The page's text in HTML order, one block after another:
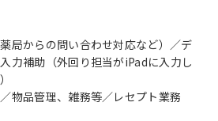
局からの問い合わせ対応など）／デ
力補助（外回り担当がiPadに入力し
物品管理、雑務等／レセプト業務